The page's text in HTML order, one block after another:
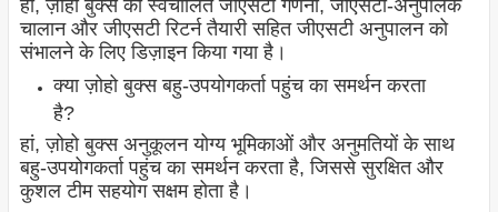
हां, ज़ोहो बुक्स को स्वचालित जीएसटी गणना, जीएसटी-अनुपालक
चालान और जीएसटी रिटर्न तैयारी सहित जीएसटी अनुपालन को
संभालने के लिए डिज़ाइन किया गया है।
क्या ज़ोहो बुक्स बहु-उपयोगकर्ता पहुंच का समर्थन करता
है?
हां, ज़ोहो बुक्स अनुकूलन योग्य भूमिकाओं और अनुमतियों के साथ
बहु-उपयोगकर्ता पहुंच का समर्थन करता है, जिससे सुरक्षित और
कुशल टीम सहयोग सक्षम होता है।